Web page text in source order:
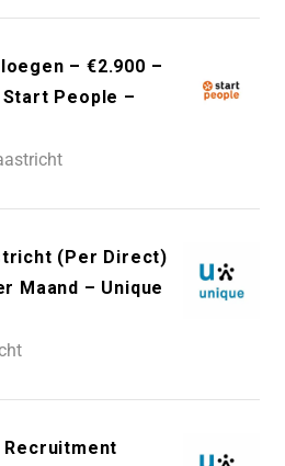
– €2.900 –
Start People –
(Per Direct)
Maand – Unique
Recruitment